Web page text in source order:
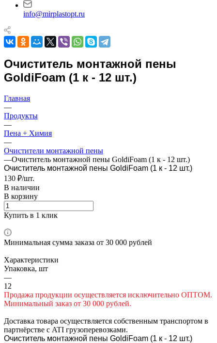
info@mirplastopt.ru
Очиститель монтажной пены
GoldiFoam (1 к - 12 шт.)
Главная
—
Продукты
—
Пена + Химия
—
Очистители монтажной пены
—Очиститель монтажной пены GoldiFoam (1 к - 12 шт.)
Очиститель монтажной пены GoldiFoam (1 к - 12 шт.)
130 ₽/шт.
В наличии
В корзину
Купить в 1 клик
Минимальная сумма заказа от 30 000 рублей
Характеристики
Упаковка, шт
—
12
Продажа продукции осуществляется исключительно ОПТОМ.
Минимальный заказ от 30 000 рублей.
Доставка товара осуществляется собственным транспортом в
партнёрстве с ATI грузоперевозками.
Очиститель монтажной пены GoldiFoam (1 к - 12 шт.)